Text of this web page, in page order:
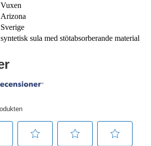
Vuxen
Arizona
Sverige
syntetisk sula med stötabsorberande material